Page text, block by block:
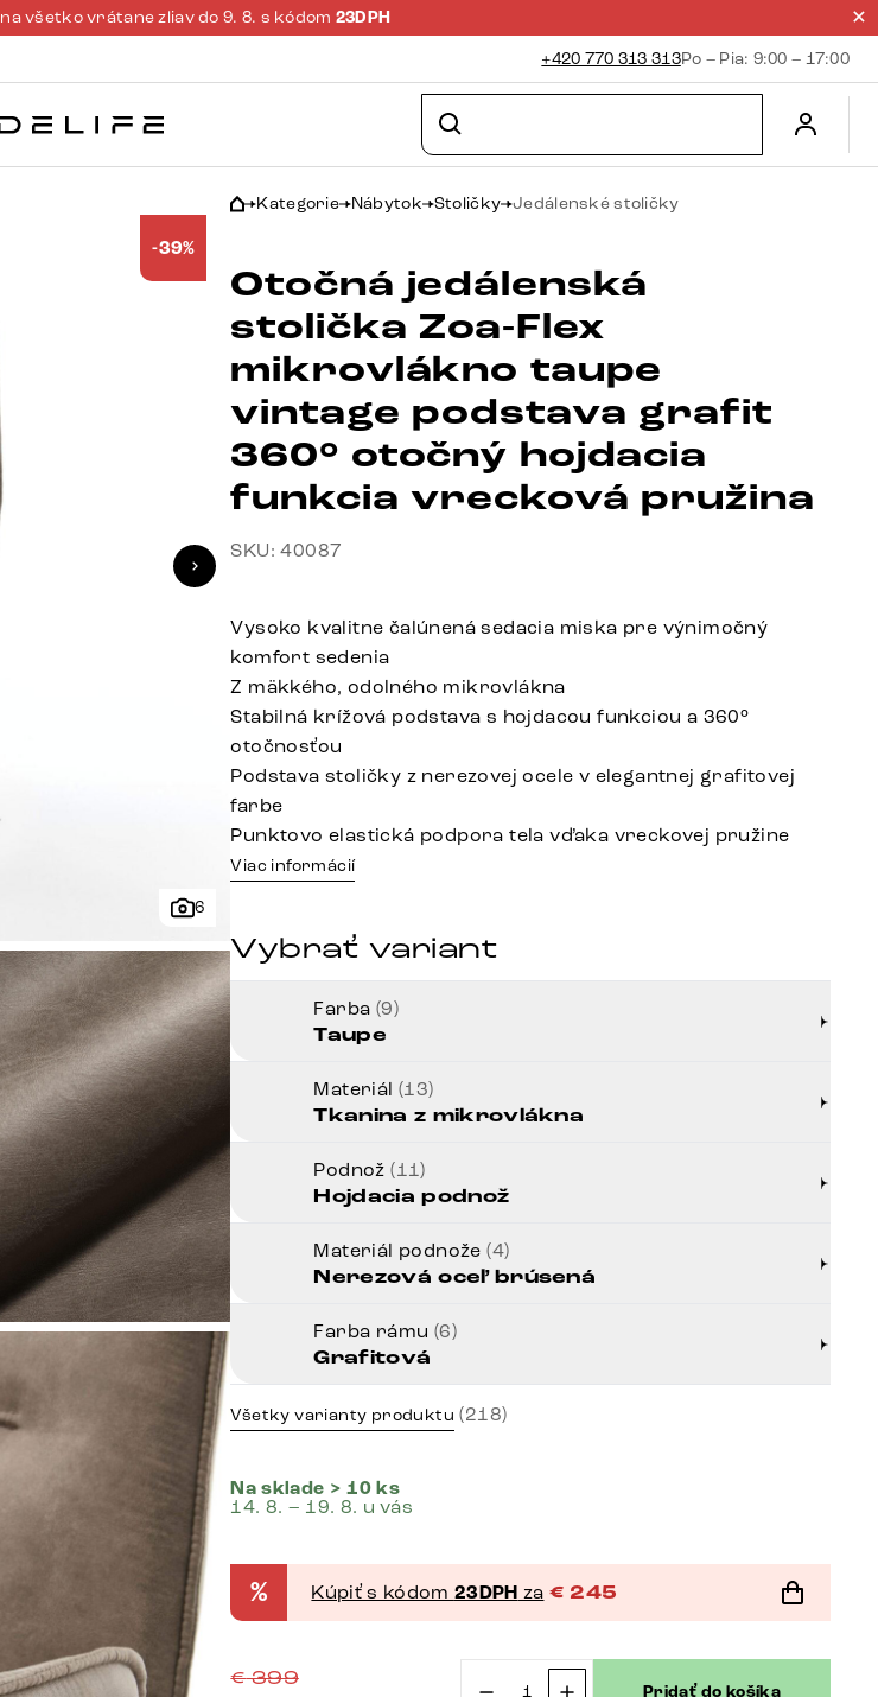
na všetko vrátane zliav do 9. 8. s kódom 23DPH
+420 770 313 313Po – Pia: 9:00 – 17:00
6
-39%
Kategorie Nábytok Stoličky Jedálenské stoličky
Otočná jedálenská
stolička Zoa-Flex
mikrovlákno taupe
vintage podstava grafit
360° otočný hojdacia
funkcia vrecková pružina
SKU: 40087
Vysoko kvalitne čalúnená sedacia miska pre výnimočný
komfort sedenia
Z mäkkého, odolného mikrovlákna
Stabilná krížová podstava s hojdacou funkciou a 360°
otočnosťou
Podstava stoličky z nerezovej ocele v elegantnej grafitovej
farbe
Punktovo elastická podpora tela vďaka vreckovej pružine
Viac informácií
Vybrať variant
Farba (9)
Taupe
Materiál (13)
Tkanina z mikrovlákna
Podnož(11)
Hojdacia podnož
Materiál podnože(4)
Nerezová oceľ brúsená
Farba rámu (6)
Grafitová
Všetky varianty produktu (218)
Na sklade > 10 ks
14. 8. – 19. 8. u vás
% Kúpiť s kódom 23DPH za € 245
€399
Pridať do košíka